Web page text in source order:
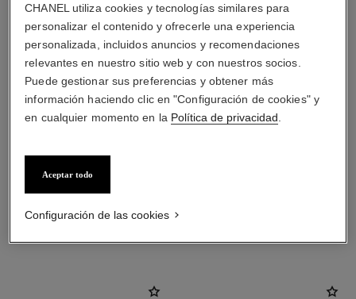
CHANEL utiliza cookies y tecnologías similares para
personalizar el contenido y ofrecerle una experiencia
personalizada, incluidos anuncios y recomendaciones
relevantes en nuestro sitio web y con nuestros socios.
Puede gestionar sus preferencias y obtener más
información haciendo clic en "Configuración de cookies" y
en cualquier momento en la Política de privacidad
Aceptar todo
Configuración de las cookies